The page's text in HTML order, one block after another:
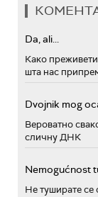
Da, ali...
Како
шта нас
Dvojnik mog
Вероватно
сличну ДНК
Nemogućnost
Не туширате се